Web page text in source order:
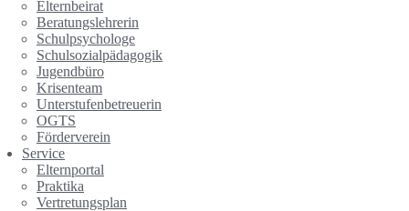
Elternbeirat
Beratungslehrerin
Schulpsychologe
Schulsozialpädagogik
Jugendbüro
Krisenteam
Unterstufenbetreuerin
OGTS
Förderverein
Service
Elternportal
Praktika
Vertretungsplan